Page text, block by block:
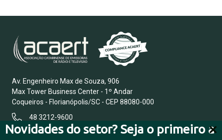
Novidades do setor? Seja o primeiro a
Av. Engenheiro Max de Souza, 906
Max Tower Business Center - 1º Andar
Coqueiros - Florianópolis/SC - CEP 88080-000
48 3212-9600